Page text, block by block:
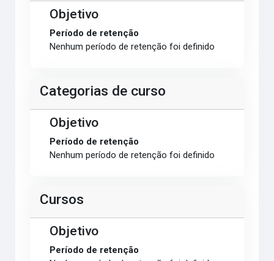
Objetivo
Período de retenção
Nenhum período de retenção foi definido
Categorias de curso
Objetivo
Período de retenção
Nenhum período de retenção foi definido
Cursos
Objetivo
Período de retenção